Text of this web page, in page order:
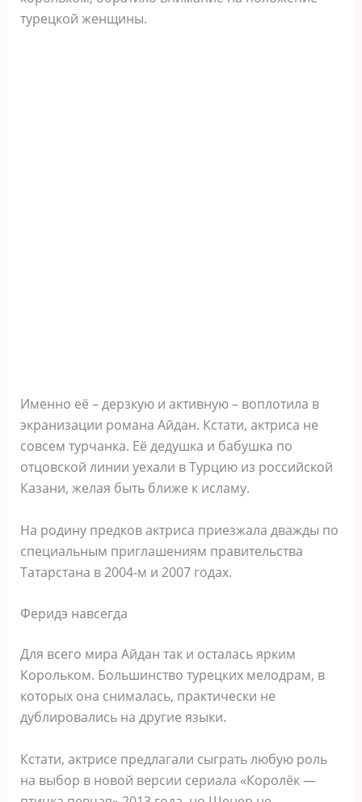
турецкой женщины.
Именно её – дерзкую и активную – воплотила в
экранизации романа Айдан. Кстати, актриса не
совсем турчанка. Её дедушка и бабушка по
отцовской линии уехали в Турцию из российской
Казани, желая быть ближе к исламу.
На родину предков актриса приезжала дважды по
специальным приглашениям правительства
Татарстана в 2004-м и 2007 годах.
Феридэ навсегда
Для всего мира Айдан так и осталась ярким
Корольком. Большинство турецких мелодрам, в
которых она снималась, практически не
дублировались на другие языки.
Кстати, актрисе предлагали сыграть любую роль
на выбор в новой версии сериала «Королёк —